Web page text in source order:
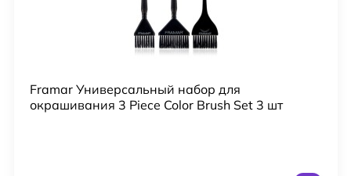
Framar Универсальный набор для
окрашивания 3 Piece Color Brush Set 3 шт